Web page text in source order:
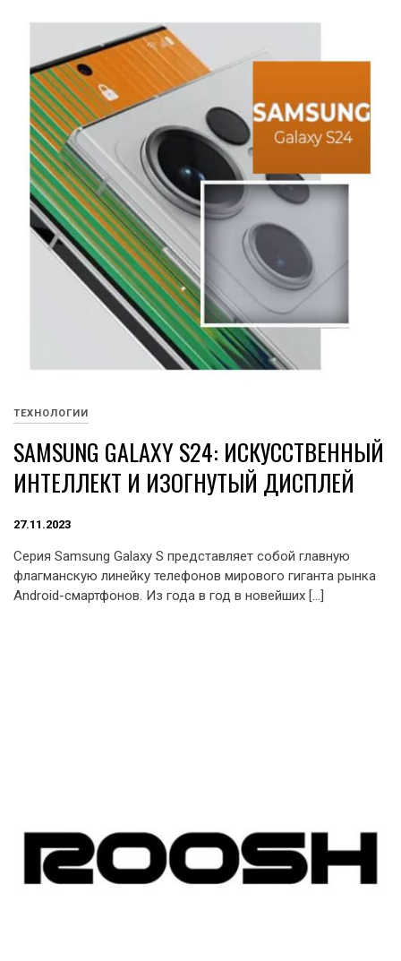
ТЕХНОЛОГИИ
SAMSUNG GALAXY S24: ИСКУССТВЕННЫЙ
ИНТЕЛЛЕКТ И ИЗОГНУТЫЙ ДИСПЛЕЙ
27.11.2023
Серия Samsung Galaxy S представляет собой главную
флагманскую линейку телефонов мирового гиганта рынка
Android-смартфонов. Из года в год в новейших […]